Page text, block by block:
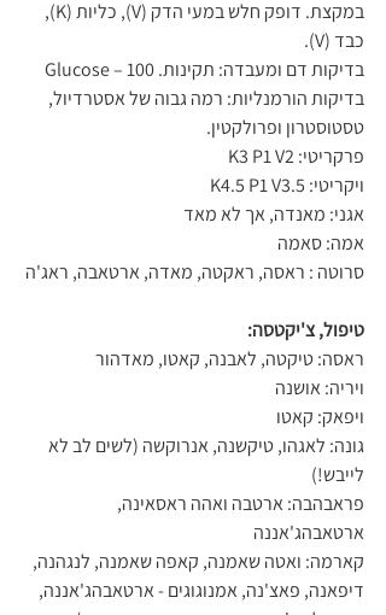
במקצת. דופק חלש במעי הדק (V), כליות (K),
כבד (V).
בדיקות דם ומעבדה: תקינות. Glucose – 100
בדיקות הורמנליות: רמה גבוה של אסטרדיול,
טסטוסטרון ופרולקטין.
פרקריטי: K3 P1 V2
ויקריטי: K4.5 P1 V3.5
אגני: מאנדה, אך לא מאד
אמה: סאמה
סרוטה : ראסה, ראקטה, מאדה, ארטאבה, ראג'ה
טיפול, צ'יקטסה:
ראסה: טיקטה, לאבנה, קאטו, מאדהור
ויריה: אושנה
ויפאק: קאטו
גונה: לאגהו, טיקשנה, אנרוקשה (לשים לב לא
לייבש!)
פראבהבה: ארטבה ואהה ראסאינה,
ארטאבהג'אננה
קארמה: ואטה שאמנה, קאפה שאמנה, לנגהנה,
דיפאנה, פאצ'נה, אמנוגוגים - ארטאבהג'אננה,